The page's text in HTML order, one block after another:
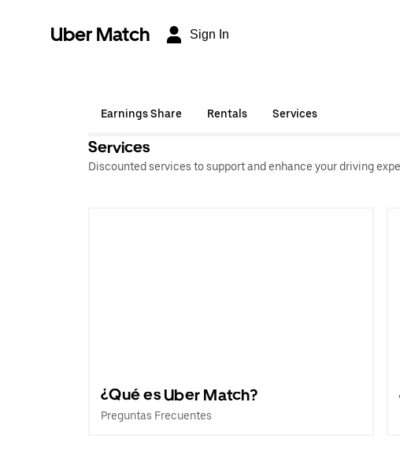
Uber Match Sign In
Earnings Share Rentals Services
Services
Discounted services to support and enhance your driving
¿Qué es Uber Match?
Preguntas Frecuentes